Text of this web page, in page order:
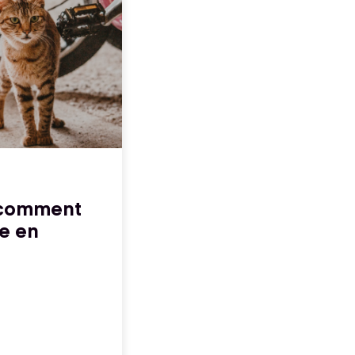
en